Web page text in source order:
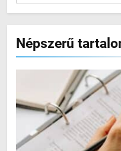
Népszerű